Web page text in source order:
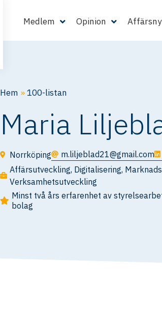
Medlem Opinion
Hem »100-listan
Maria
Norrköping m.liljeblad21@gmail.com
Affärsutveckling, Digitalisering,
Verksamhetsutveckling
Minst två års erfarenhet av
bolag